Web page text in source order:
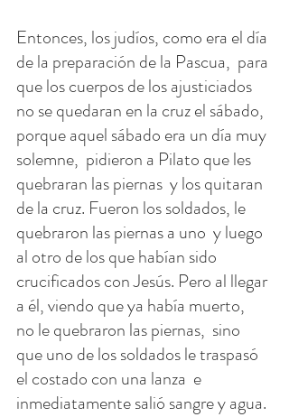
Entonces, los judíos, como era el día
de la preparación de la Pascua,  para
que los cuerpos de los ajusticiados
no se quedaran en la cruz el sábado,
porque aquel sábado era un día muy
solemne,  pidieron a Pilato que les
quebraran las piernas  y los quitaran
de la cruz. Fueron los soldados, le
quebraron las piernas a uno  y luego
al otro de los que habían sido
crucificados con Jesús. Pero al llegar
a él, viendo que ya había muerto,
no le quebraron las piernas,  sino
que uno de los soldados le traspasó
el costado con una lanza  e
inmediatamente salió sangre y agua.